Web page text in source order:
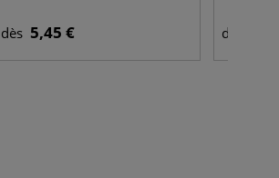
dès 5,45 € dès